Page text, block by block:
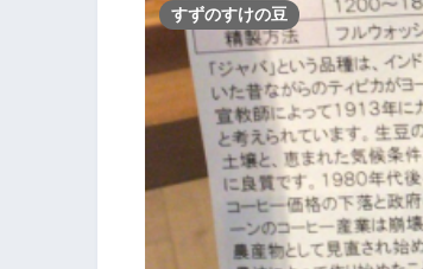
すずのすけの豆